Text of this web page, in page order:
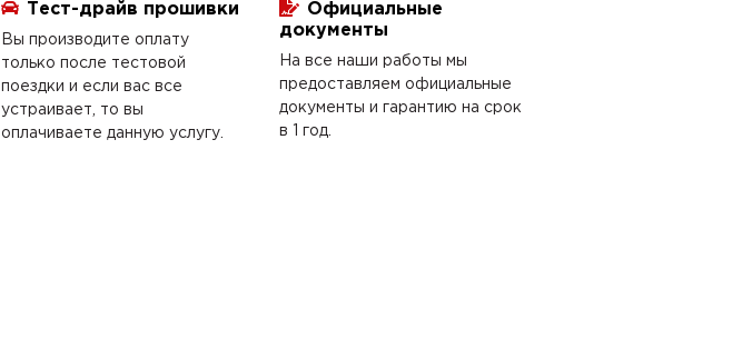
Тест-драйв прошивки
Вы производите оплату
только после тестовой
поездки и если вас все
устраивает, то вы
оплачиваете данную услугу.
Официальные
документы
На все наши работы мы
предоставляем официальные
документы и гарантию на срок
в 1 год.